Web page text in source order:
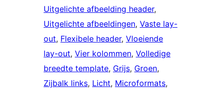
Uitgelichte afbeelding header
Uitgelichte afbeeldingen, Vaste lay-
out, Flexibele header, Vloeiende
lay-out, Vier kolommen, Volledige
breedte template, Grijs, Groen
Zijbalk links, Licht, Microformats